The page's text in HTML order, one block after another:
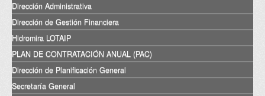
Dirección Administrativa
Dirección de Gestión Financiera
Hidromira LOTAIP
PLAN DE CONTRATACIÓN ANUAL (PAC)
Dirección de Planificación General
Secretaría General